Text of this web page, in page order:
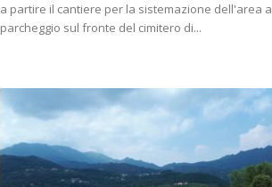
a partire il cantiere per la sistemazione dell'area a
parcheggio sul fronte del cimitero di...